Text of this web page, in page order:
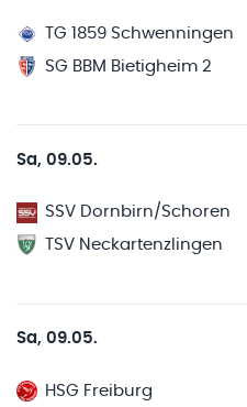
TG 1859 Schwenningen
SG BBM Bietigheim 2
Sa, 09.05.
SSV Dornbirn/Schoren
TSV Neckartenzlingen
Sa, 09.05.
HSG Freiburg